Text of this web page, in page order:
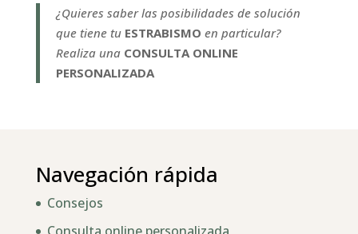
¿Quieres saber las posibilidades de solución
que tiene tu ESTRABISMO en particular?
Realiza una CONSULTA ONLINE
PERSONALIZADA
Navegación rápida
Consejos